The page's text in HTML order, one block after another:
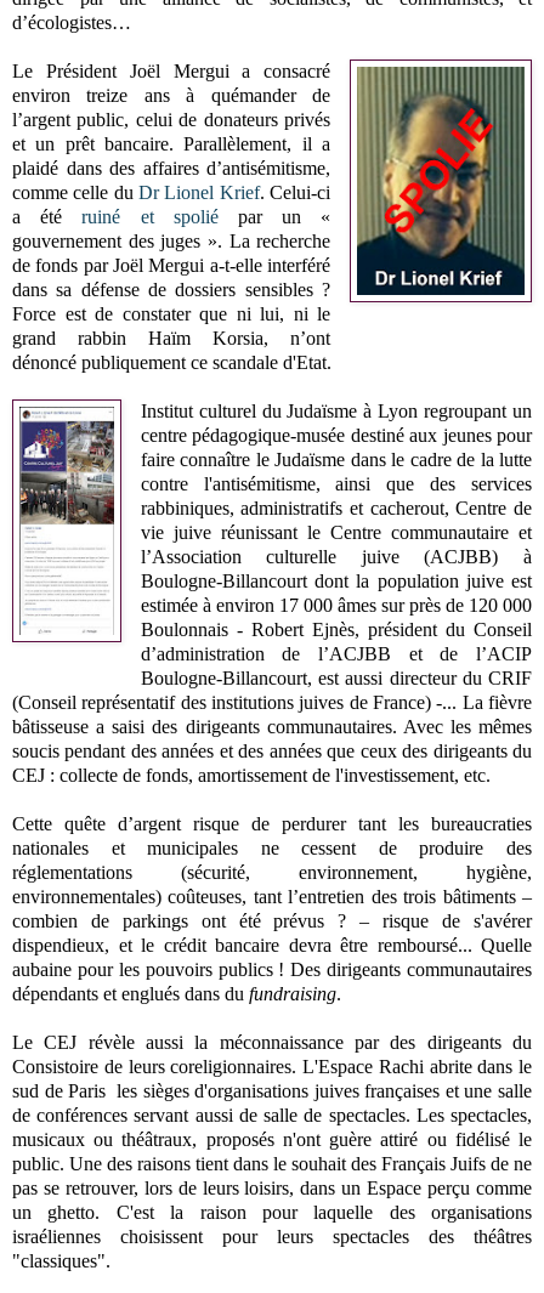
d’écologistes…
Le Président Joël Mergui a consacré
environ treize ans à quémander de
l’argent public, celui de donateurs privés
et un prêt bancaire. Parallèlement, il a
plaidé dans des affaires d’antisémitisme,
comme celle duDr Lionel Krief. Celui-ci
a étéruiné et spoliépar un «
gouvernement des juges ». La recherche
de fonds par Joël Mergui a-t-elle interféré
dans sa défense de dossiers sensibles ?
Force est de constater que ni lui, ni le
grand rabbin Haïm Korsia, n’ont
dénoncé publiquement ce scandale d'Etat.
Institut culturel du Judaïsme à Lyon regroupant un
centre pédagogique-musée destiné aux jeunes pour
faire connaître le Judaïsme dans le cadre de la lutte
contre l'antisémitisme, ainsi que des services
rabbiniques, administratifs et cacherout, Centre de
vie juive réunissant le Centre communautaire et
l’Association culturelle juive (ACJBB) à
Boulogne-Billancourt dont la population juive est
estimée à environ 17 000 âmes sur près de 120 000
Boulonnais - Robert Ejnès, président du Conseil
d’administration de l’ACJBB et de l’ACIP
Boulogne-Billancourt, est aussi directeur du CRIF
(Conseil représentatif des institutions juives de France) -... La fièvre
bâtisseuse a saisi des dirigeants communautaires. Avec les mêmes
soucis pendant des années et des années que ceux des dirigeants du
CEJ : collecte de fonds, amortissement de l'investissement, etc.
Cette quête d’argent risque de perdurer tant les bureaucraties
nationales et municipales ne cessent de produire des
réglementations (sécurité, environnement, hygiène,
environnementales) coûteuses, tant l’entretien des trois bâtiments –
combien de parkings ont été prévus ? – risque de s'avérer
dispendieux, et le crédit bancaire devra être remboursé... Quelle
aubaine pour les pouvoirs publics ! Des dirigeants communautaires
dépendants et englués dans du fundraising.
Le CEJ révèle aussi la méconnaissance par des dirigeants du
Consistoire de leurs coreligionnaires. L'Espace Rachi abrite dans le
sud de Paris les sièges d'organisations juives françaises et une salle
de conférences servant aussi de salle de spectacles. Les spectacles,
musicaux ou théâtraux, proposés n'ont guère attiré ou fidélisé le
public. Une des raisons tient dans le souhait des Français Juifs de ne
pas se retrouver, lors de leurs loisirs, dans un Espace perçu comme
un ghetto. C'est la raison pour laquelle des organisations
israéliennes choisissent pour leurs spectacles des théâtres
"classiques".